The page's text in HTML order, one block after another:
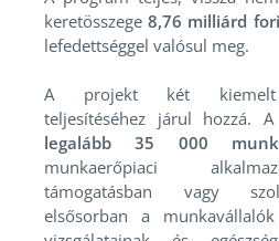
keretösszege8,76 milliárd
lefedettséggel valósul meg.
A projekt két kiemelt
teljesítéséhez járul hozzá.
legalább 35 000
munkaerőpiaci
támogatásban vagy
elsősorban a